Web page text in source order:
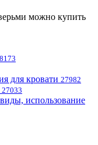
можно купить
для кровати 27982
27033
использование